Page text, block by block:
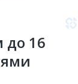
до 16